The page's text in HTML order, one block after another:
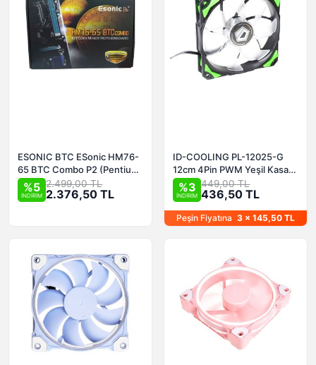
ESONIC BTC ESonic HM76-
65 BTC Combo P2 (Pentium
2.0 GHz& 8 adet PCI_E)
%5
İNDİRİM
2.499,00 TL
2.376,50 TL
ID-COOLING PL-12025-G
12cm 4Pin PWM Yeşil Kasa
Fanı
%3
İNDİRİM
449,00 TL
436,50 TL
Peşin Fiyatına 3 x 145,50 TL